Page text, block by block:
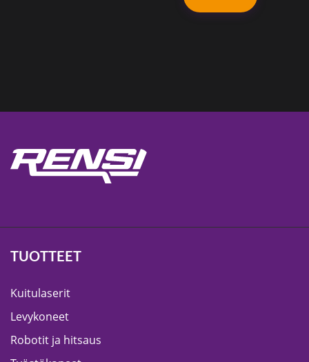
TUOTTEET
Kuitulaserit
Levykoneet
Robotit ja hitsaus